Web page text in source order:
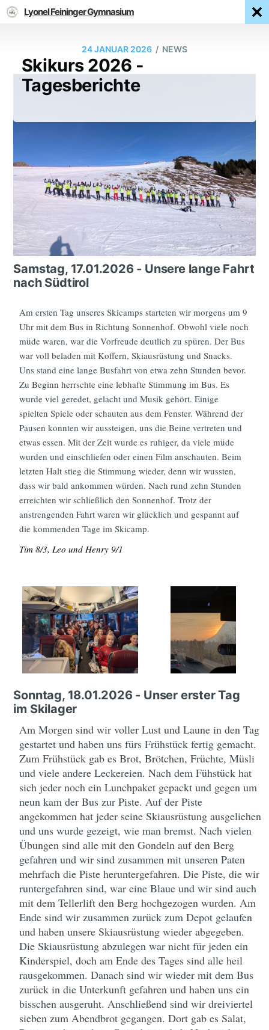
24 JANUAR 2026 / NEWS
Skikurs 2026 -
Tagesberichte
Samstag, 17.01.2026 - Unsere lange Fahrt
nach Südtirol
Am ersten Tag unseres Skicamps starteten wir morgens um 9
Uhr mit dem Bus in Richtung Sonnenhof. Obwohl viele noch
müde waren, war die Vorfreude deutlich zu spüren. Der Bus
war voll beladen mit Koffern, Skiausrüstung und Snacks.
Uns stand eine lange Busfahrt von etwa zehn Stunden bevor.
Zu Beginn herrschte eine lebhafte Stimmung im Bus. Es
wurde viel geredet, gelacht und Musik gehört. Einige
spielten Spiele oder schauten aus dem Fenster. Während der
Pausen konnten wir aussteigen, uns die Beine vertreten und
etwas essen. Mit der Zeit wurde es ruhiger, da viele müde
wurden und einschliefen oder einen Film anschauten. Beim
letzten Halt stieg die Stimmung wieder, denn wir wussten,
dass wir bald ankommen würden. Nach rund zehn Stunden
erreichten wir schließlich den Sonnenhof. Trotz der
anstrengenden Fahrt waren wir glücklich und gespannt auf
die kommenden Tage im Skicamp.
Tim 8/3, Leo und Henry 9/1
Sonntag, 18.01.2026 - Unser erster Tag
im Skilager
Am Morgen sind wir voller Lust und Laune in den Tag
gestartet und haben uns fürs Frühstück fertig gemacht.
Zum Frühstück gab es Brot, Brötchen, Früchte, Müsli
und viele andere Leckereien. Nach dem Fühstück hat
sich jeder noch ein Lunchpaket gepackt und gegen um
neun kam der Bus zur Piste. Auf der Piste
angekommen hat jeder seine Skiausrüstung ausgeliehen
und uns wurde gezeigt, wie man bremst. Nach vielen
Übungen sind alle mit den Gondeln auf den Berg
gefahren und wir sind zusammen mit unseren Paten
mehrfach die Piste heruntergefahren. Die Piste, die wir
runtergefahren sind, war eine Blaue und wir sind auch
mit dem Tellerlift den Berg hochgezogen wurden. Am
Ende sind wir zusammen zurück zum Depot gelaufen
und haben unsere Skiausrüstung wieder abgegeben.
Die Skiausrüstung abzulegen war nicht für jeden ein
Kinderspiel, doch am Ende des Tages sind alle heil
rausgekommen. Danach sind wir wieder mit dem Bus
zurück in die Unterkunft gefahren und haben uns ein
bisschen ausgeruht. Anschließend sind wir dreiviertel
sieben zum Abendbrot gegangen. Dort gab es Salat,
Lyonel Feininger Gymnasium